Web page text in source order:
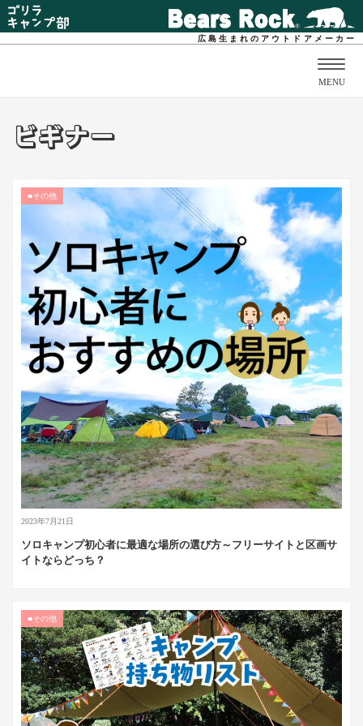
広島生まれのアウトドアメーカー
MENU
ビギナー
2023年7月21日
■その他
ソロキャンプ初心者に最適な場所の選び方～フリーサイトと区画サ
イトならどっち？
■その他